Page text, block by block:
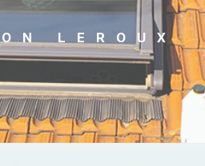
LEROUX